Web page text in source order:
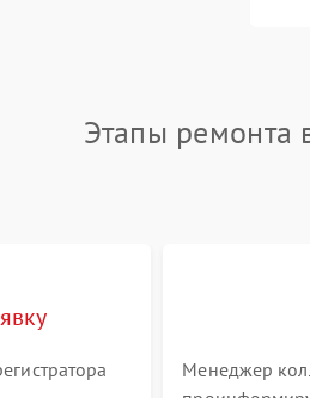
Этапы ремонта
Менеджер